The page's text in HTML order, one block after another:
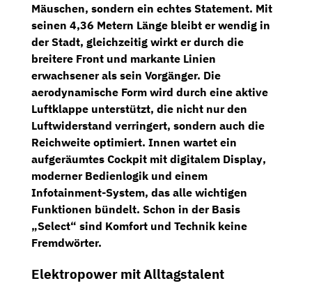
Mäuschen, sondern ein echtes Statement. Mit
seinen 4,36 Metern Länge bleibt er wendig in
der Stadt, gleichzeitig wirkt er durch die
breitere Front und markante Linien
erwachsener als sein Vorgänger. Die
aerodynamische Form wird durch eine aktive
Luftklappe unterstützt, die nicht nur den
Luftwiderstand verringert, sondern auch die
Reichweite optimiert. Innen wartet ein
aufgeräumtes Cockpit mit digitalem Display,
moderner Bedienlogik und einem
Infotainment-System, das alle wichtigen
Funktionen bündelt. Schon in der Basis
„Select“ sind Komfort und Technik keine
Fremdwörter.
Elektropower mit Alltagstalent